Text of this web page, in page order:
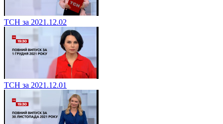
ТСН за 2021.12.02
ТСН за 2021.12.01